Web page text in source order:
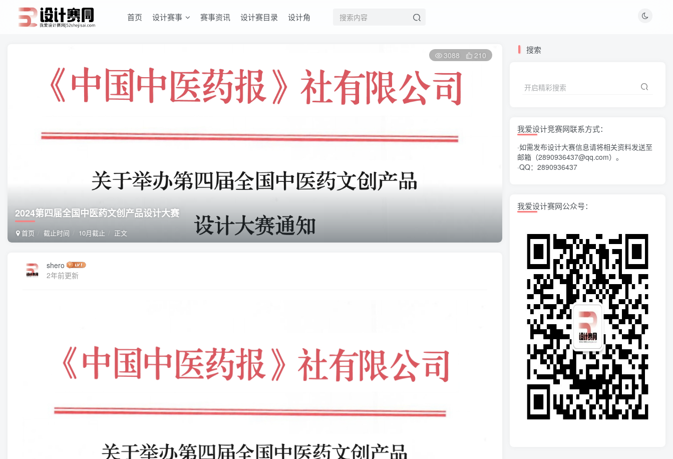
首页 设计赛事 赛事资讯 设计赛目录 设计角
2024第四届全国中医药文创产品设计大赛
首页 截止时间 10月截止 正文
3088 210
shero
2年前更新
搜索
开启精彩搜索
我爱设计竞赛网联系方式：
·如需发布设计大赛信息请将相关资料发送至
邮箱（2890936437@qq.com）。
·QQ：2890936437
我爱设计赛网公众号：